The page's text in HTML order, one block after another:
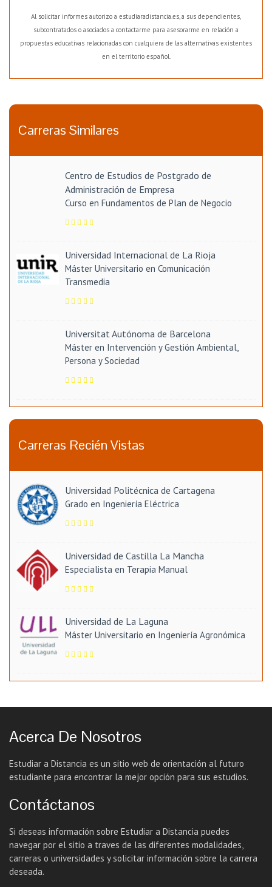
Al solicitar informes autorizo a estudiaradistancia.es, a sus dependientes,
subcontratados o asociados a contactarme para asesorarme en relación a
propuestas educativas relacionadas con cualquiera de las alternativas existentes
en el territorio español.
Carreras Similares
Centro de Estudios de Postgrado de
Administración de Empresa
Curso en Fundamentos de Plan de Negocio
Universidad Internacional de La Rioja
Máster Universitario en Comunicación
Transmedia
Universitat Autónoma de Barcelona
Máster en Intervención y Gestión Ambiental,
Persona y Sociedad
Carreras Recién Vistas
Universidad Politécnica de Cartagena
Grado en Ingeniería Eléctrica
Universidad de Castilla La Mancha
Especialista en Terapia Manual
Universidad de La Laguna
Máster Universitario en Ingeniería Agronómica
Acerca De Nosotros
Estudiar a Distancia es un sitio web de orientación al futuro
estudiante para encontrar la mejor opción para sus estudios.
Contáctanos
Si deseas información sobre Estudiar a Distancia puedes
navegar por el sitio a traves de las diferentes modalidades,
carreras o universidades y solicitar información sobre la carrera
deseada.